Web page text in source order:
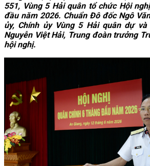
551, Vùng 5 Hải quân tổ chức Hội
đầu năm 2026. Chuẩn Đô đốc Ngô
ủy, Chính ủy Vùng 5 Hải quân dự
Nguyễn Việt Hải, Trung đoàn trưởng
hội nghị.